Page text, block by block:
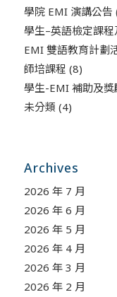
學院 EMI 演講公告
學生–英語檢定課
EMI 雙語教育計劃
師培課程 (8)
學生-EMI 補助及獎
未分類 (4)
Archives
2026 年 7 月
2026 年 6 月
2026 年 5 月
2026 年 4 月
2026 年 3 月
2026 年 2 月